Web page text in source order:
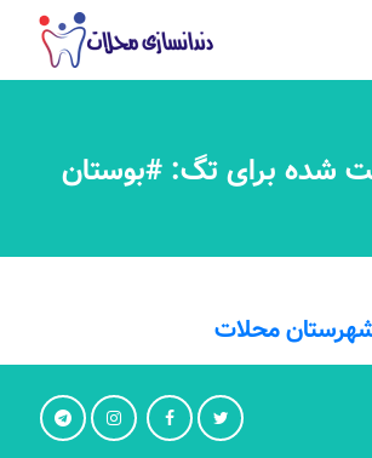
شده برای تگ: #بوستان
محلات